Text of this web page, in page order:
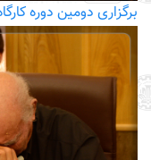
برگزاری دومین دوره